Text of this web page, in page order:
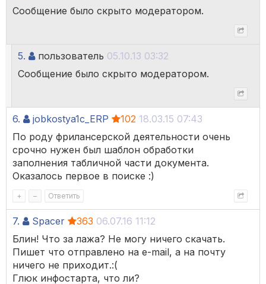
Сообщение было скрыто модератором.
5. пользователь 05.10.13 03:32
Сообщение было скрыто модератором.
6. jobkostya1c_ERP 102 18.03.15 07:43
По роду фрилансерской деятельности очень
срочно нужен был шаблон обработки
заполнения табличной части документа.
Оказалось первое в поиске :)
+ – Ответить
7. Spacer 363 06.07.16 11:12
Блин! Что за лажа? Не могу ничего скачать.
Пишет что отправлено на e-mail, а на почту
ничего не приходит.:(
Глюк инфостарта, что ли?